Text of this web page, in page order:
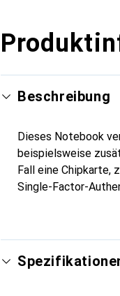
Beschreibung
Dieses Notebook
beispielsweise
Fall eine Chipkarte,
Single-Factor-